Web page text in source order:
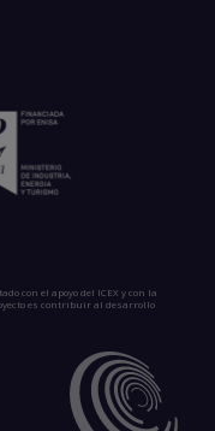
con el apoyo del ICEX y con la
es contribuir al desarrollo